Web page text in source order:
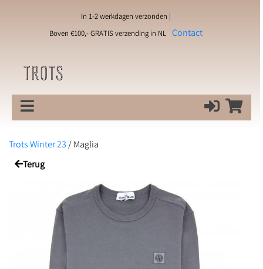
In 1-2 werkdagen verzonden |
Boven €100,- GRATIS verzending in NL Contact
Trots Winter 23/Maglia
Terug